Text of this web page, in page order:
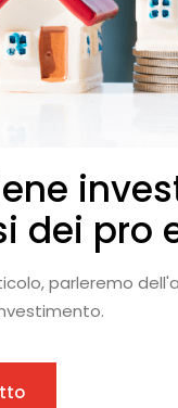
dei pro
parleremo